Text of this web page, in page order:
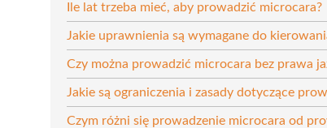
Ile lat trzeba mieć, aby prowadzić microcara?
Jakie uprawnienia są wymagane do
Czy można prowadzić microcara bez prawa
Jakie są ograniczenia i zasady dotyczące
Czym różni się prowadzenie microcara od